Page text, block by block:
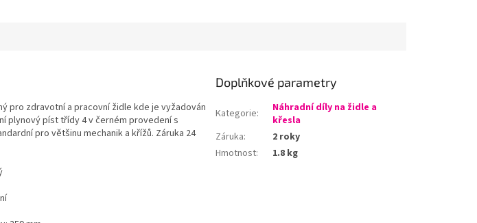
pro zdravotní a pracovní židle kde je vyžadován
plynový píst třídy 4 v černém provedení s
pro většinu mechanik a křížů. Záruka 24
Doplňkové parametry
Kategorie:
Náhradní díly na židle a
křesla
Záruka:
2 roky
Hmotnost: 1.8 kg